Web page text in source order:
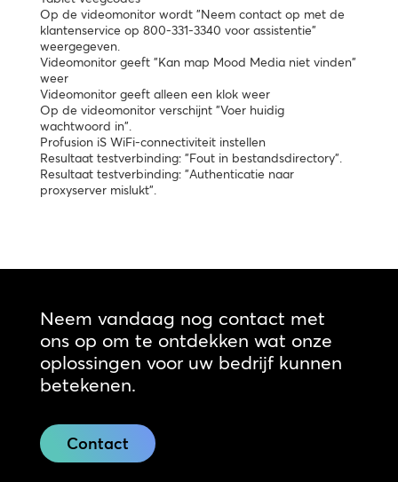
Op de videomonitor wordt "Neem contact op met de
klantenservice op 800-331-3340 voor assistentie"
weergegeven.
Videomonitor geeft "Kan map Mood Media niet vinden"
weer
Videomonitor geeft alleen een klok weer
Op de videomonitor verschijnt "Voer huidig
wachtwoord in".
Profusion iS WiFi-connectiviteit instellen
Resultaat testverbinding: "Fout in bestandsdirectory".
Resultaat testverbinding: "Authenticatie naar
proxyserver mislukt".
Neem vandaag nog contact met
ons op om te ontdekken wat onze
oplossingen voor uw bedrijf kunnen
betekenen.
Contact